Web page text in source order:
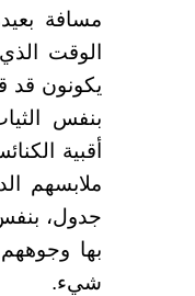
مسافة
الوقت
يكونون قد
بنفس
أقبية
ملابسهم
جدول،
بها
شيء.